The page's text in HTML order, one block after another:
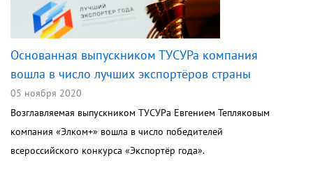
Основанная выпускником ТУСУРа компания
вошла в число лучших экспортёров страны
05 ноября 2020
Возглавляемая выпускником ТУСУРа Евгением Тепляковым
компания «Элком+» вошла в число победителей
всероссийского конкурса «Экспортёр года».